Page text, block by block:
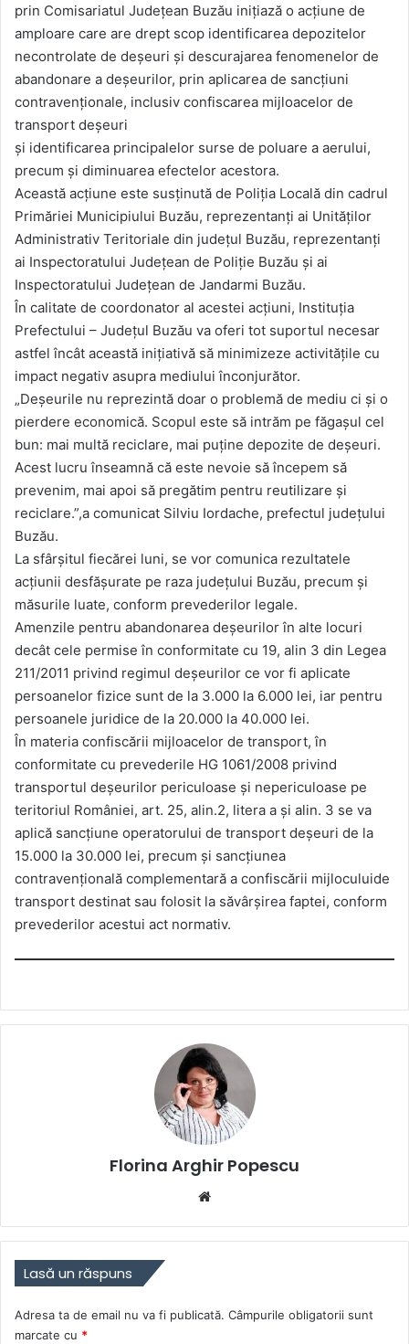
prin Comisariatul Județean Buzău inițiază o acțiune de
amploare care are drept scop identificarea depozitelor
necontrolate de deșeuri și descurajarea fenomenelor de
abandonare a deșeurilor, prin aplicarea de sancțiuni
contravenționale, inclusiv confiscarea mijloacelor de
transport deșeuri
și identificarea principalelor surse de poluare a aerului,
precum și diminuarea efectelor acestora.
Această acțiune este susținută de Poliția Locală din cadrul
Primăriei Municipiului Buzău, reprezentanți ai Unităților
Administrativ Teritoriale din județul Buzău, reprezentanți
ai Inspectoratului Județean de Poliție Buzău și ai
Inspectoratului Județean de Jandarmi Buzău.
În calitate de coordonator al acestei acțiuni, Instituția
Prefectului – Județul Buzău va oferi tot suportul necesar
astfel încât această inițiativă să minimizeze activitățile cu
impact negativ asupra mediului înconjurător.
„Deșeurile nu reprezintă doar o problemă de mediu ci și o
pierdere economică. Scopul este să intrăm pe făgașul cel
bun: mai multă reciclare, mai puține depozite de deșeuri.
Acest lucru înseamnă că este nevoie să începem să
prevenim, mai apoi să pregătim pentru reutilizare și
reciclare.”,a comunicat Silviu Iordache, prefectul județului
Buzău.
La sfârșitul fiecărei luni, se vor comunica rezultatele
acțiunii desfășurate pe raza județului Buzău, precum și
măsurile luate, conform prevederilor legale.
Amenzile pentru abandonarea deșeurilor în alte locuri
decât cele permise în conformitate cu 19, alin 3 din Legea
211/2011 privind regimul deșeurilor ce vor fi aplicate
persoanelor fizice sunt de la 3.000 la 6.000 lei, iar pentru
persoanele juridice de la 20.000 la 40.000 lei.
În materia confiscării mijloacelor de transport, în
conformitate cu prevederile HG 1061/2008 privind
transportul deșeurilor periculoase și nepericuloase pe
teritoriul României, art. 25, alin.2, litera a și alin. 3 se va
aplică sancțiune operatorului de transport deșeuri de la
15.000 la 30.000 lei, precum și sancțiunea
contravențională complementară a confiscării mijloculuide
transport destinat sau folosit la săvârșirea faptei, conform
prevederilor acestui act normativ.
Florina Arghir Popescu
Lasă un răspuns
Adresa ta de email nu va fi publicată. Câmpurile obligatorii sunt
marcate cu *